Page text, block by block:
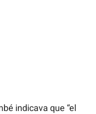
indicava que “el